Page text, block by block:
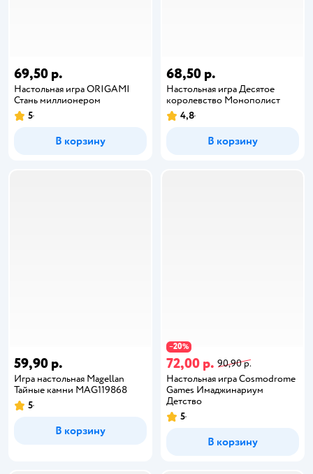
69,50 р.
Настольная игра ORIGAMI
Стань миллионером
5
В корзину
68,50 р.
Настольная игра Десятое
королевство Монополист
4,8
В корзину
59,90 р.
Игра настольная Magellan
Тайные камни MAG119868
5
В корзину
−20%
72,00 р. 90,90 р.
Настольная игра Cosmodrome
Games Имаджинариум
Детство
5
В корзину